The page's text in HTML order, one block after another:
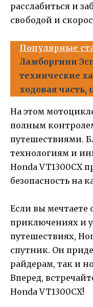
расслабиться и
свободой и
Популярные
Ламборгини
технические
ходовая часть,
На этом
полным
путешествиями.
технологиям и
Honda VT1300CX
безопасность на
Если вы мечтаете
приключениях и
путешествиях,
спутник. Он
райдерам, так и
Вперед,
Honda VT1300CX!